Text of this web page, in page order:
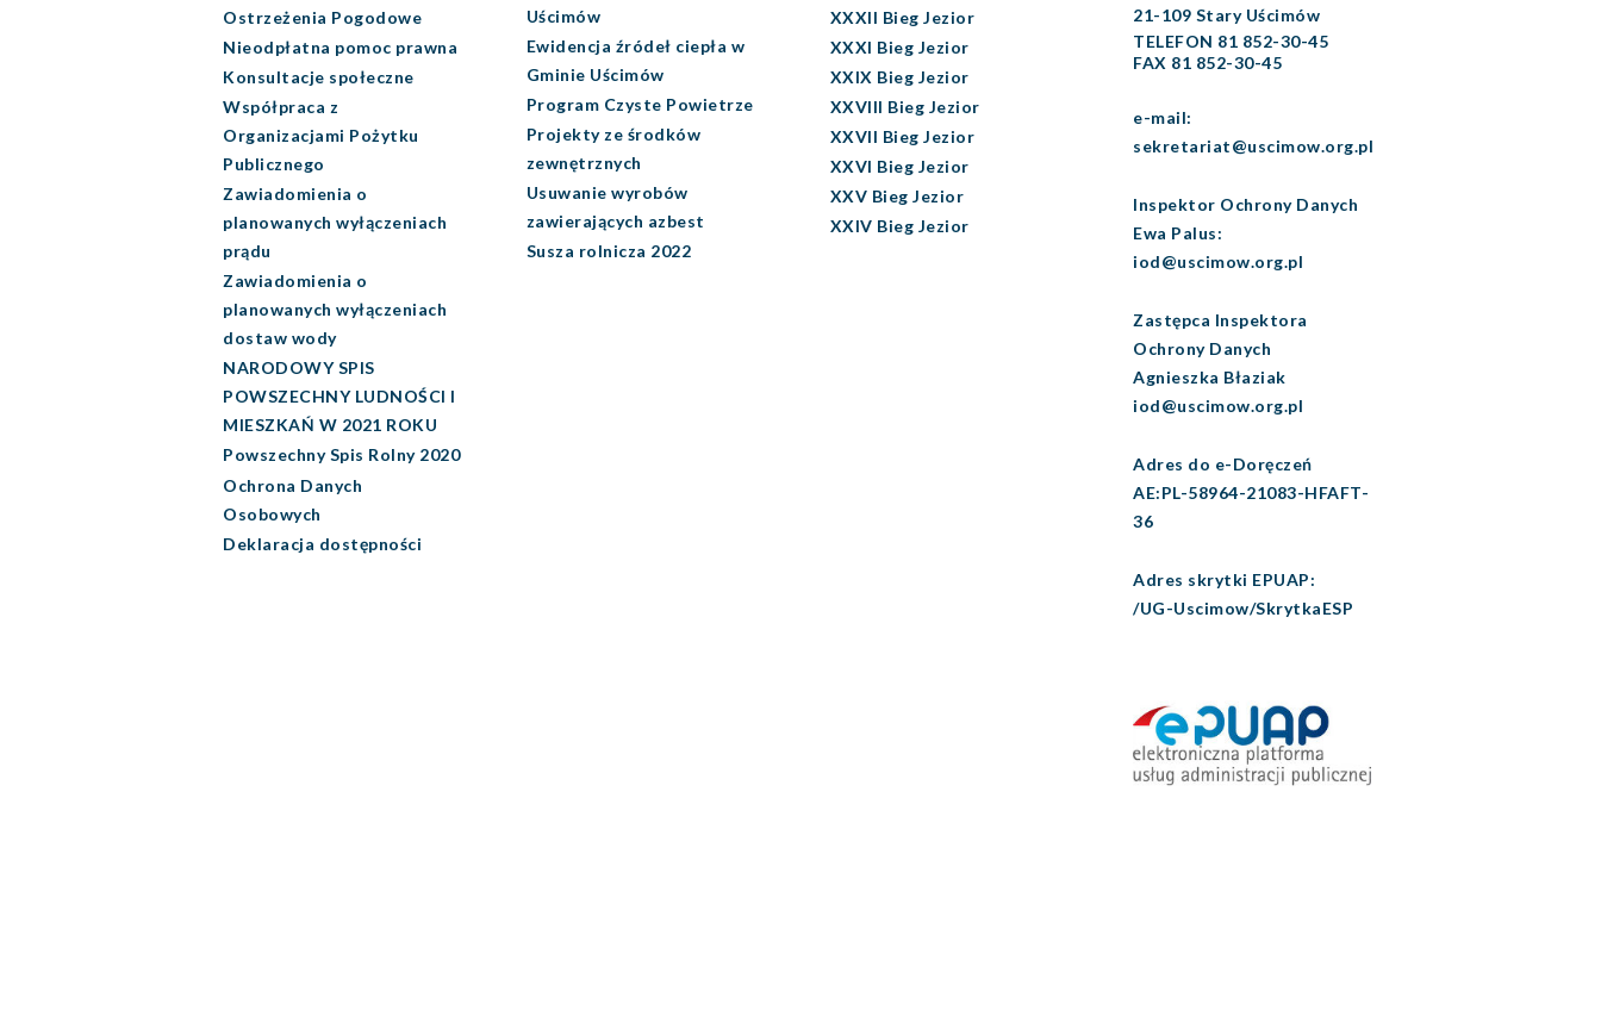
Ostrzeżenia Pogodowe
Nieodpłatna pomoc prawna
Konsultacje społeczne
Współpraca z
Organizacjami Pożytku
Publicznego
Zawiadomienia o
planowanych wyłączeniach
prądu
Zawiadomienia o
planowanych wyłączeniach
dostaw wody
NARODOWY SPIS
POWSZECHNY LUDNOŚCI I
MIESZKAŃ W 2021 ROKU
Powszechny Spis Rolny 2020
Ochrona Danych
Osobowych
Deklaracja dostępności
Uścimów
Ewidencja źródeł ciepła w
Gminie Uścimów
Program Czyste Powietrze
Projekty ze środków
zewnętrznych
Usuwanie wyrobów
zawierających azbest
Susza rolnicza 2022
XXXII Bieg Jezior
XXXI Bieg Jezior
XXIX Bieg Jezior
XXVIII Bieg Jezior
XXVII Bieg Jezior
XXVI Bieg Jezior
XXV Bieg Jezior
XXIV Bieg Jezior
21-109 Stary Uścimów
TELEFON 81 852-30-45
FAX 81 852-30-45
e-mail:
sekretariat@uscimow.org.pl
Inspektor Ochrony Danych
Ewa Palus:
iod@uscimow.org.pl
Zastępca Inspektora
Ochrony Danych
Agnieszka Błaziak
iod@uscimow.org.pl
Adres do e-Doręczeń
AE:PL-58964-21083-HFAFT-
36
Adres skrytki EPUAP:
/UG-Uscimow/SkrytkaESP